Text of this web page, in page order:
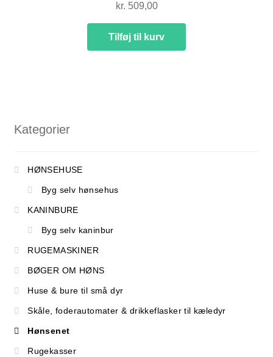
kr. 509,00
Tilføj til kurv
Kategorier
HØNSEHUSE
Byg selv hønsehus
KANINBURE
Byg selv kaninbur
RUGEMASKINER
BØGER OM HØNS
Huse & bure til små dyr
Skåle, foderautomater & drikkeflasker til kæledyr
Hønsenet
Rugekasser